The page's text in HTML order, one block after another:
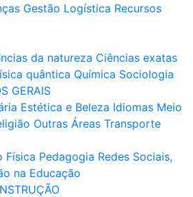
Gestão Logística Recursos
da natureza Ciências exatas
quântica Química Sociologia
GERAIS
Estética e Beleza Idiomas Meio
Outras Áreas Transporte
Física Pedagogia Redes Sociais,
na Educação